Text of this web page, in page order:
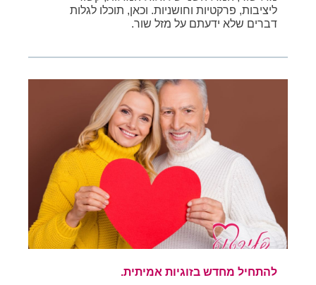
ליציבות, פרקטיות וחושניות. וכאן, תוכלו לגלות
דברים שלא ידעתם על מזל שור.
להתחיל מחדש בזוגיות אמיתית.